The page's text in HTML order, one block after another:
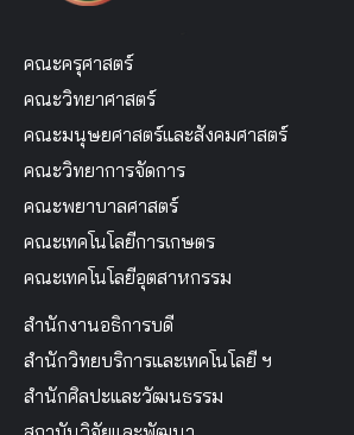
คณะครุศาสตร์
คณะวิทยาศาสตร์
คณะมนุษยศาสตร์และสังคมศาสตร์
คณะวิทยาการจัดการ
คณะพยาบาลศาสตร์
คณะเทคโนโลยีการเกษตร
คณะเทคโนโลยีอุตสาหกรรม
สำนักงานอธิการบดี
สำนักวิทยบริการและเทคโนโลยี ฯ
สำนักศิลปะและวัฒนธรรม